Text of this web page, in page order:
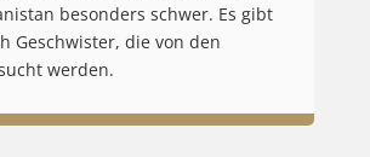
besonders schwer. Es gibt
Geschwister, die von den
werden.